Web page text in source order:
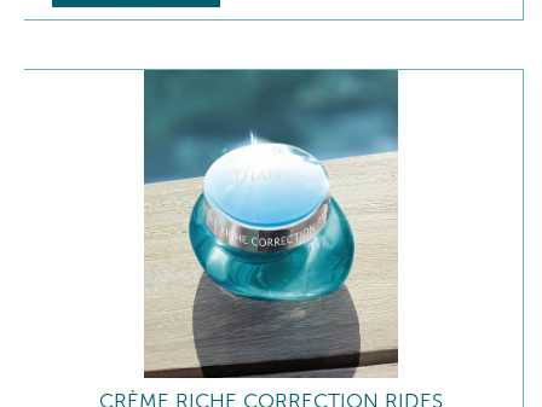
CRÈME RICHE CORRECTION RIDES